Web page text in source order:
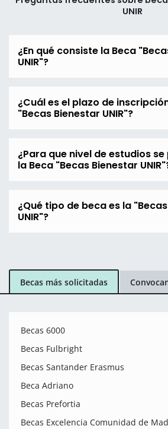
UNIR
¿En qué consiste la Beca
UNIR"?
¿Cuál es el plazo de
"Becas Bienestar UNIR"?
¿Para que nivel de estudios
la Beca "Becas Bienestar
¿Qué tipo de beca es la
UNIR"?
Becas más solicitadas
Becas 6000
Becas Fulbright
Becas Santander Erasmus
Beca Adriano
Becas Prefortia
Becas Excelencia Comunidad de